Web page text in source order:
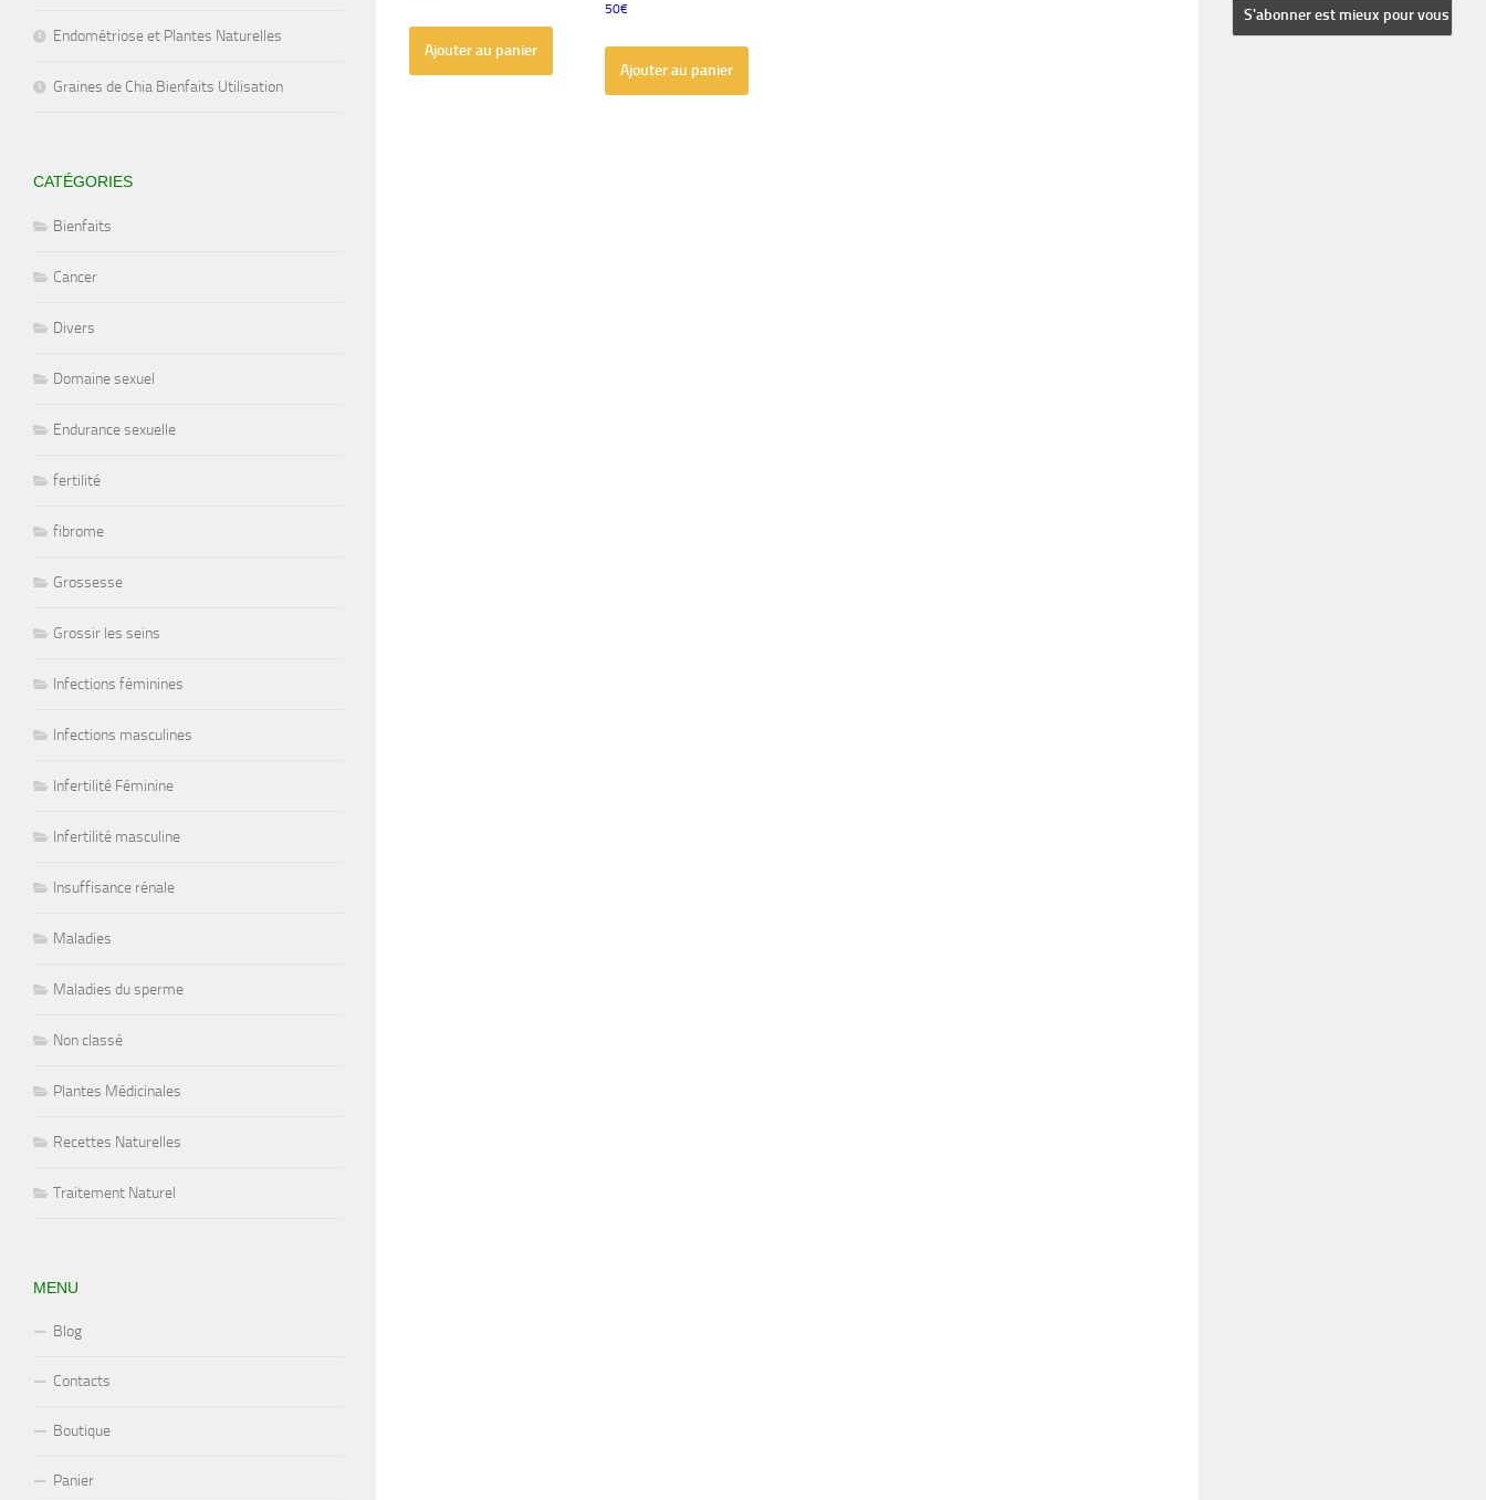
Ajouter au panier
50€
Ajouter au panier
Endométriose et Plantes Naturelles
Graines de Chia Bienfaits Utilisation
CATÉGORIES
Bienfaits
Cancer
Divers
Domaine sexuel
Endurance sexuelle
fertilité
fibrome
Grossesse
Grossir les seins
Infections féminines
Infections masculines
Infertilité Féminine
Infertilité masculine
Insuffisance rénale
Maladies
Maladies du sperme
Non classé
Plantes Médicinales
Recettes Naturelles
Traitement Naturel
MENU
Blog
Contacts
Boutique
Panier